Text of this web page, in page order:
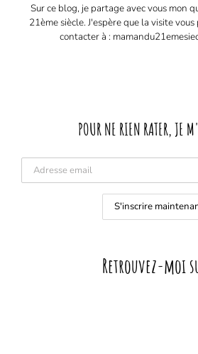
Sur ce blog, je partage avec vous mon
21ème siècle. J'espère que la visite vous
contacter à :
POUR NE RIEN RATER, JE
Retrouvez-moi